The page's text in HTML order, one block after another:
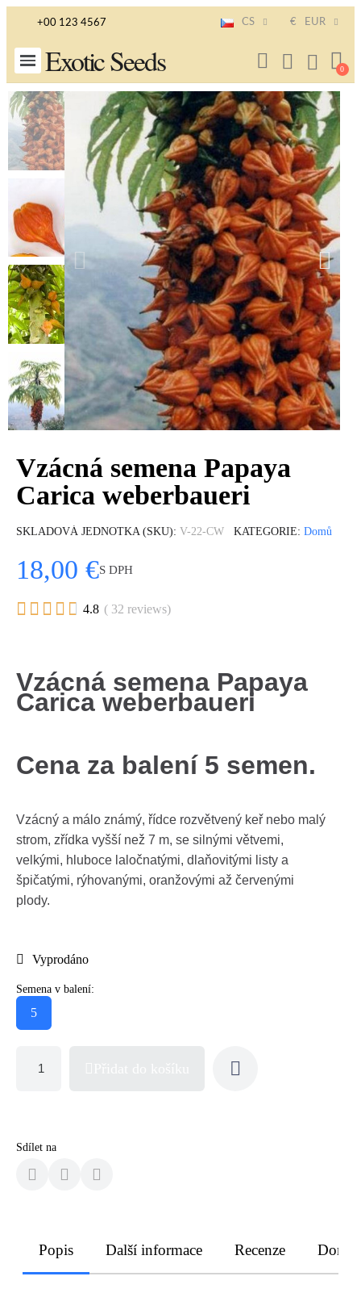
+00 123 4567 CS € EUR
Exotic Seeds
Vzácná semena Papaya
Carica weberbaueri
SKLADOVÁ JEDNOTKA (SKU) V-22-CW KATEGORIE Domů
18,00 €S DPH
     4.8 ( 32 reviews)
Vzácná semena Papaya
Carica weberbaueri
Cena za balení 5 semen.
Vzácný a málo známý, řídce rozvětvený keř nebo malý
strom, zřídka vyšší než 7 m, se silnými větvemi,
velkými, hluboce laločnatými, dlaňovitými listy a
špičatými, rýhovanými, oranžovými až červenými
plody.
Vyprodáno
Semena v balení:
5
Sdílet na
Popis Další informace Recenze